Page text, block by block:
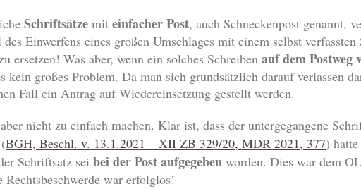
Schriftsätze mit einfacher Post, auch Schneckenpost genannt,
Einwerfens eines großen Umschlages mit einem selbst
ersetzen! Was aber, wenn ein solches Schreiben auf dem Postweg
großes Problem. Da man sich grundsätzlich darauf verlassen
Fall ein Antrag auf Wiedereinsetzung gestellt werden.
nicht zu einfach machen. Klar ist, dass der untergegangene
BGH, Beschl. v. 13.1.2021 – XII ZB 329/20, MDR 2021, 377)
Schriftsatz sei bei der Post aufgegeben worden. Dies war dem
war erfolglos!